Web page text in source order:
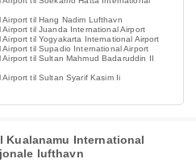
til Hang Nadim Lufthavn
til Juanda International Airport
til Yogyakarta International Airport
til Supadio International Airport
til Sultan Mahmud Badaruddin II
til Sultan Syarif Kasim Ii
Kualanamu International
lufthavn